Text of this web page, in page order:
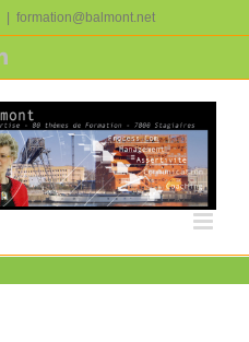
formation@balmont.net
LinkedIn